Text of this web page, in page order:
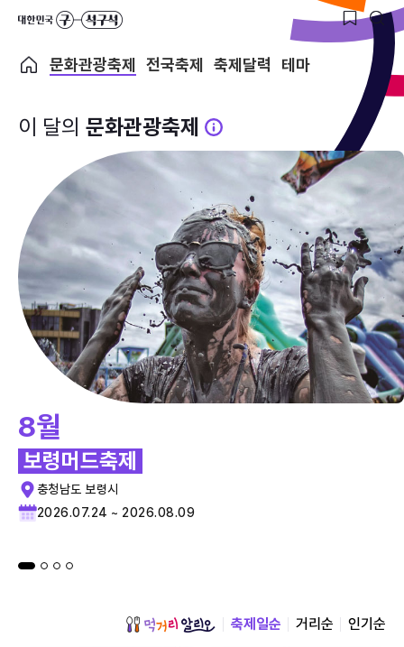
문화관광축제 전국축제 축제달력 테마
이 달의 문화관광축제
8월
보령머드축제
충청남도 보령시
2026.07.24 ~ 2026.08.09
축제일순 거리순 인기순